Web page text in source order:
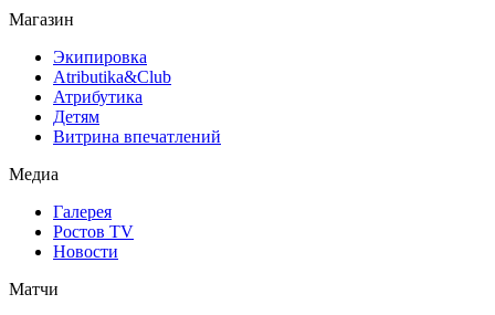
Магазин
Экипировка
Atributika&Club
Атрибутика
Детям
Витрина впечатлений
Медиа
Галерея
Ростов TV
Новости
Матчи